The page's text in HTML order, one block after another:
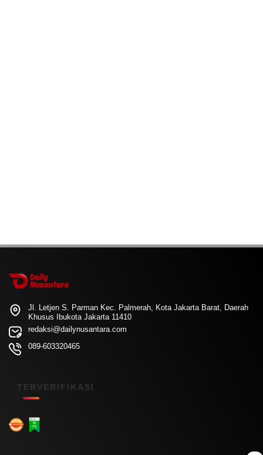
Jl. Letjen S. Parman Kec. Palmerah, Kota Jakarta Barat, Daerah
Khusus Ibukota Jakarta 11410
redaksi@dailynusantara.com
089-603320465
TERVERIFIKASI